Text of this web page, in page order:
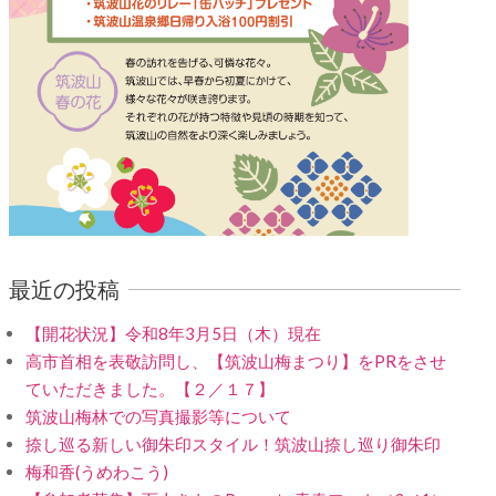
最近の投稿
【開花状況】令和8年3月5日（木）現在
高市首相を表敬訪問し、【筑波山梅まつり】をPRをさせ
ていただきました。【２／１７】
筑波山梅林での写真撮影等について
捺し巡る新しい御朱印スタイル！筑波山捺し巡り御朱印
梅和香(うめわこう)